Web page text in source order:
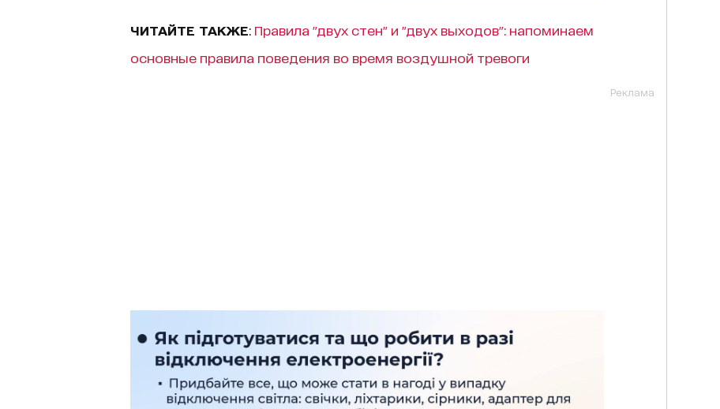
ЧИТАЙТЕ ТАКЖЕ: Правила "двух стен" и "двух выходов": напоминаем
основные правила поведения во время воздушной тревоги
Реклама